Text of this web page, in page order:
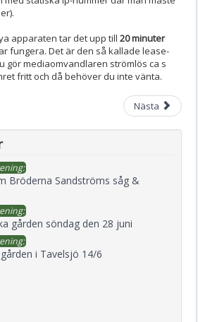
apparaten tar det upp till 20 minuter
fungera. Det är den så kallade lease-
gör mediaomvandlaren strömlös ca s
fritt och då behöver du inte vänta.
Nästa
Bröderna Sandströms såg &
gården söndag den 28 juni
i Tavelsjö 14/6